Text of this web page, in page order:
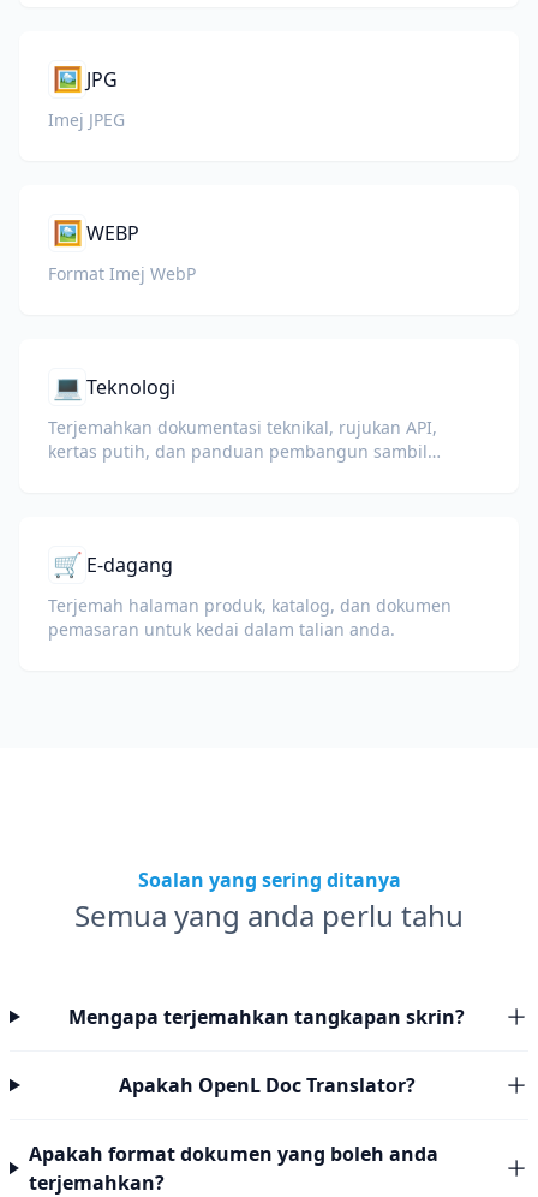
🖼️ JPG
Imej JPEG
🖼️ WEBP
Format Imej WebP
💻 Teknologi
Terjemahkan dokumentasi teknikal, rujukan API,
kertas putih, dan panduan pembangun sambil
🛒 E-dagang
Terjemah halaman produk, katalog, dan dokumen
pemasaran untuk kedai dalam talian anda.
Soalan yang sering ditanya
Semua yang anda perlu tahu
Mengapa terjemahkan tangkapan skrin?
Apakah OpenL Doc Translator?
Apakah format dokumen yang boleh anda
terjemahkan?